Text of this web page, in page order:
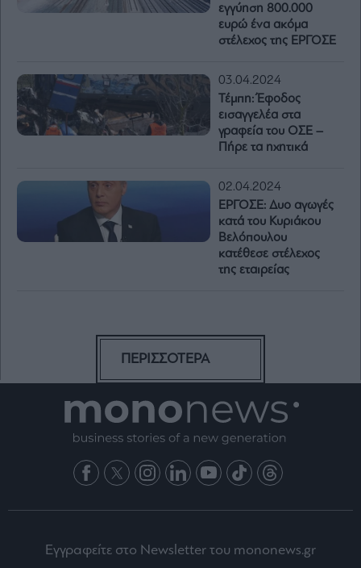
εγγύηση 800.000
ευρώ ένα ακόμα
στέλεχος της ΕΡΓΟΣΕ
03.04.2024
Τέμπη: Έφοδος
εισαγγελέα στα
γραφεία του ΟΣΕ –
Πήρε τα ηχητικά
02.04.2024
ΕΡΓΟΣΕ: Δυο αγωγές
κατά του Κυριάκου
Βελόπουλου
κατέθεσε στέλεχος
της εταιρείας
ΠΕΡΙΣΣΟΤΕΡΑ
Εγγραφείτε στο Newsletter του mononews.gr